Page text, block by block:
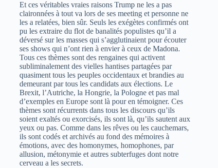
Et ces véritables vraies raisons Trump ne les a pas
claironnées à tout va lors de ses meeting et personne ne
les a relatées, bien sûr. Seuls les exégètes confirmés ont
pu les extraire du flot de banalités populistes qu’il a
déversé sur les masses qui s’agglutinaient pour écouter
ses shows qui n’ont rien à envier à ceux de Madona.
Tous ces thèmes sont des rengaines qui activent
subliminalement des vielles hantises partagées par
quasiment tous les peuples occidentaux et brandies au
demeurant par tous les candidats aux élections. Le
Brexit, l’Autriche, la Hongrie, la Pologne et pas mal
d’exemples en Europe sont là pour en témoigner. Ces
thèmes sont récurrents dans tous les discours qu’ils
soient exaltés ou exorcisés, ils sont là, qu’ils sautent aux
yeux ou pas. Comme dans les rêves ou les cauchemars,
ils sont codés et archivés au fond des mémoires à
émotions, avec des homonymes, homophones, par
allusion, métonymie et autres subterfuges dont notre
cerveau a les secrets.